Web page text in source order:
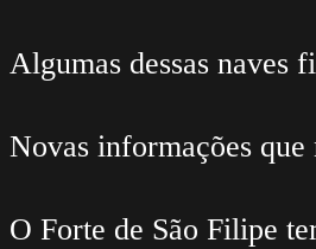
Algumas dessas naves
Novas informações que
O Forte de São Filipe